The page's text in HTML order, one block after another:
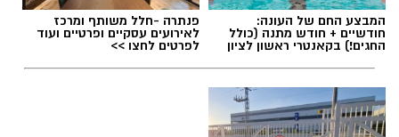
המבצע החם של העונה:
חודשיים + חודש מתנה (כולל
החגים!) בקאנטרי ראשון לציון
פנתרה -חלל משותף ומרכז
לאירועים עסקיים ופרטיים ועוד
לפרטים לחצו >>